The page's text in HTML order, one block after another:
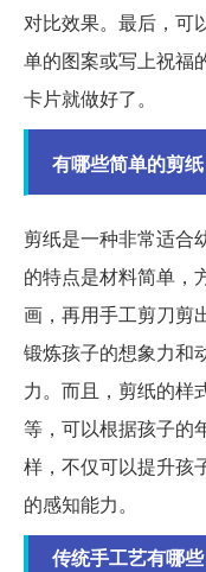
对比效果。最后，可
单的图案或写上祝福
卡片就做好了。
有哪些简单的剪
剪纸是一种非常适合
的特点是材料简单，
画，再用手工剪刀剪
锻炼孩子的想象力和
力。而且，剪纸的样
等，可以根据孩子的
样，不仅可以提升孩
的感知能力。
传统手工艺有哪些